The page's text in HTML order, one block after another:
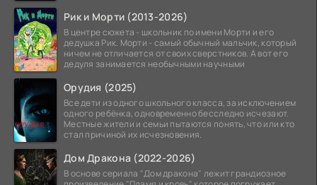
Рик и Морти (2013-2026)
В центре сюжета - школьник по имени Морти и его
дедушка Рик. Морти - самый обычный мальчик, который
ничем не отличается от своих сверстников. А вот его
дедуля занимается необычными научными
Орудия (2025)
Все дети из одного школьного класса, за исключением
одного ребёнка, одновременно бесследно исчезают.
Местные жители и семьи пытаются понять, что или кто
стал причиной их исчезновения.
Дом Дракона (2022-2026)
В основе сериала "Дом дракона" лежит грандиозное